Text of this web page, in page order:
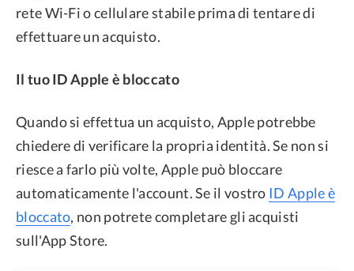
rete Wi-Fi o cellulare stabile prima di tentare di
effettuare un acquisto.
Il tuo ID Apple è bloccato
Quando si effettua un acquisto, Apple potrebbe
chiedere di verificare la propria identità. Se non si
riesce a farlo più volte, Apple può bloccare
automaticamente l'account. Se il vostro ID Apple è
bloccato, non potrete completare gli acquisti
sull'App Store.